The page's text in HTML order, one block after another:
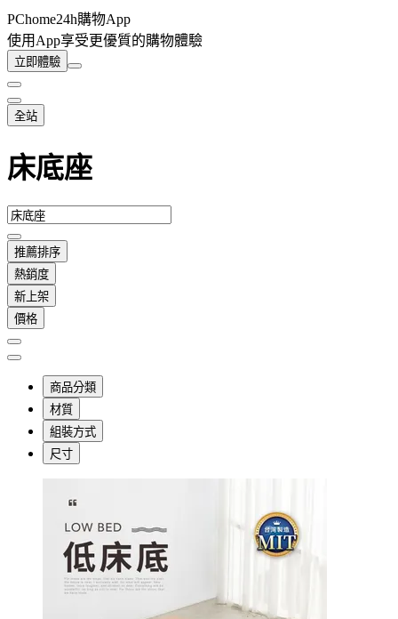
PChome24h購物App
使用App享受更優質的購物體驗
立即體驗
全站
床底座
推薦排序
熱銷度
新上架
價格
商品分類
材質
組裝方式
尺寸